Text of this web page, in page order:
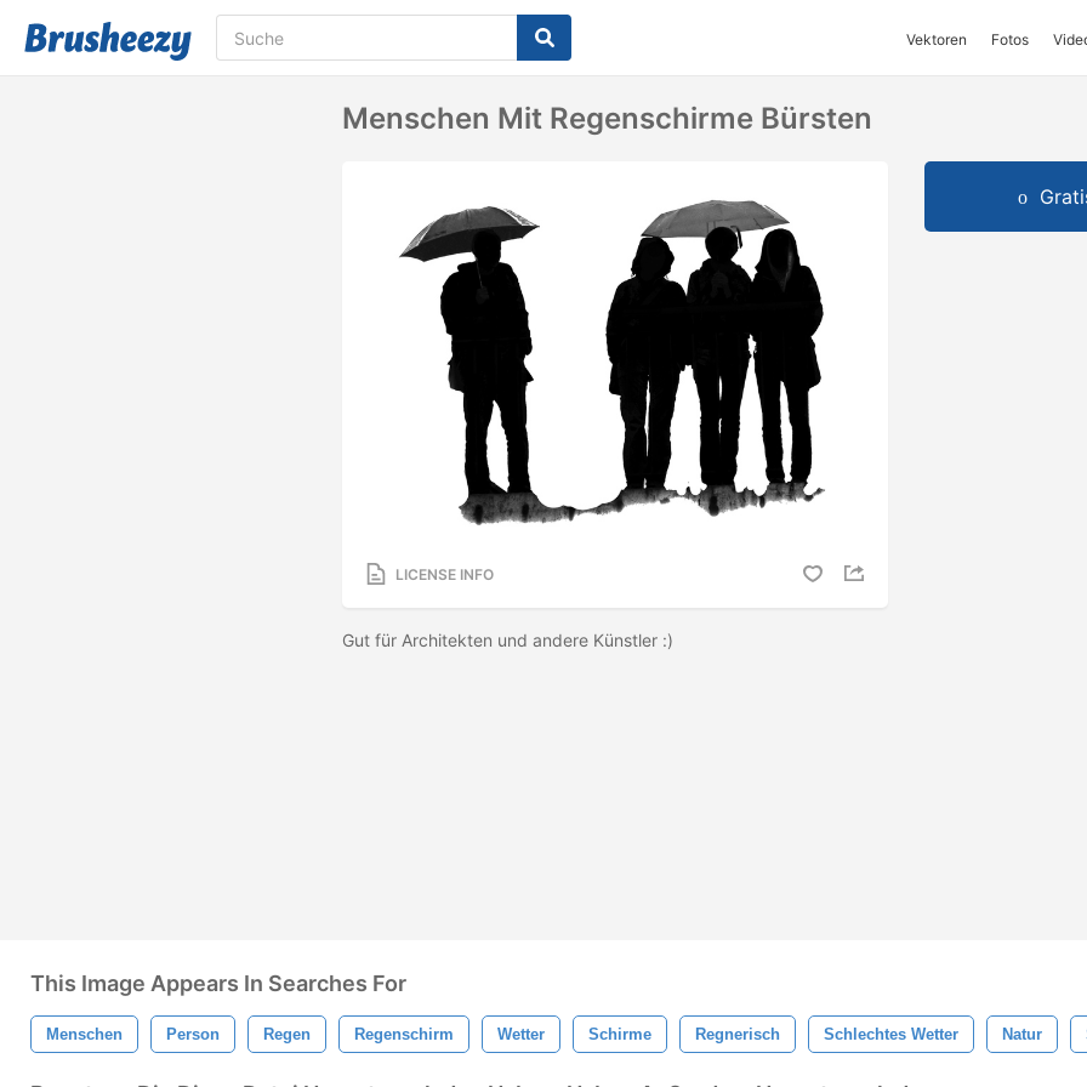
Vektoren Fotos
Menschen Mit Regenschirme Bürsten
LICENSE INFO
Gut für Architekten und andere Künstler :)
This Image Appears In Searches For
Menschen Person Regen Regenschirm Wetter Schirme Regnerisch Schlechtes Wetter Natur